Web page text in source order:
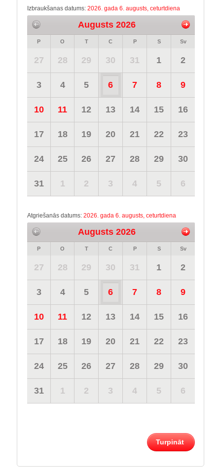
Izbraukšanas datums: 2026. gada 6. augusts, ceturtdiena
Augusts 2026
P O T C P S Sv
27 28 29 30 31 1 2
3 4 5 6 7 8 9
10 11 12 13 14 15 16
17 18 19 20 21 22 23
24 25 26 27 28 29 30
31 1 2 3 4 5 6
Atgriešanās datums: 2026. gada 6. augusts, ceturtdiena
Augusts 2026
P O T C P S Sv
27 28 29 30 31 1 2
3 4 5 6 7 8 9
10 11 12 13 14 15 16
17 18 19 20 21 22 23
24 25 26 27 28 29 30
31 1 2 3 4 5 6
Turpināt